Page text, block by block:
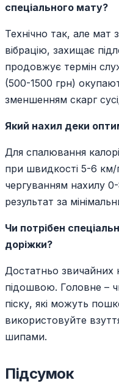
спеціального мату?
Технічно так, але
вібрацію, захищає
продовжує термін
(500-1500 грн)
зменшенням скарг
Який нахил деки
Для спалювання
при швидкості 5-6 км/
чергуванням нахилу
результат за
Чи потрібен
доріжки?
Достатньо звичайних
підошвою. Головне –
піску, які можуть
використовуйте
шипами.
Підсумок